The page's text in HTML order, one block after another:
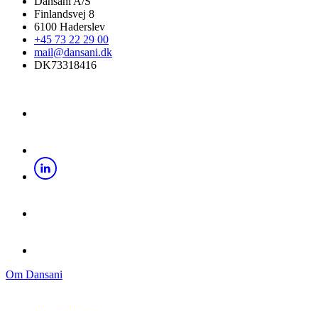
Finlandsvej 8
6100 Haderslev
+45 73 22 29 00
mail@dansani.dk
DK73318416
Om Dansani